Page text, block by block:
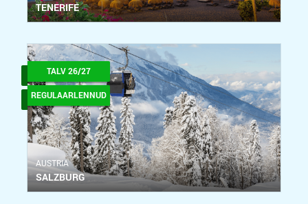
TENERIFE
TALV 26/27
REGULAARLENNUD
АUSTRIA
SALZBURG